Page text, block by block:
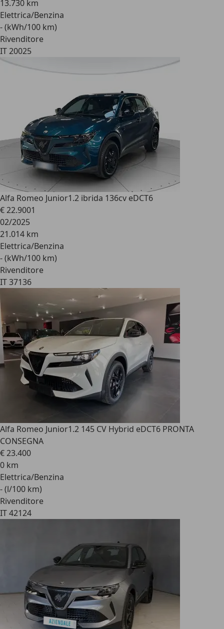
13.730 km
Elettrica/Benzina
- (kWh/100 km)
Rivenditore
IT 20025
Alfa Romeo Junior1.2 ibrida 136cv eDCT6
€ 22.9001
02/2025
21.014 km
Elettrica/Benzina
- (kWh/100 km)
Rivenditore
IT 37136
Alfa Romeo Junior1.2 145 CV Hybrid eDCT6 PRONTA
CONSEGNA
€ 23.400
0 km
Elettrica/Benzina
- (l/100 km)
Rivenditore
IT 42124